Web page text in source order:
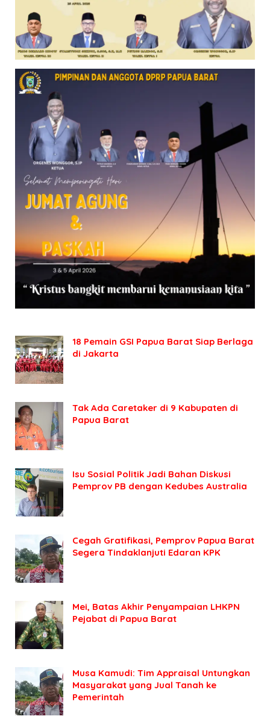
18 Pemain GSI Papua Barat Siap Berlaga
di Jakarta
Tak Ada Caretaker di 9 Kabupaten di
Papua Barat
Isu Sosial Politik Jadi Bahan Diskusi
Pemprov PB dengan Kedubes Australia
Cegah Gratifikasi, Pemprov Papua Barat
Segera Tindaklanjuti Edaran KPK
Mei, Batas Akhir Penyampaian LHKPN
Pejabat di Papua Barat
Musa Kamudi: Tim Appraisal Untungkan
Masyarakat yang Jual Tanah ke
Pemerintah